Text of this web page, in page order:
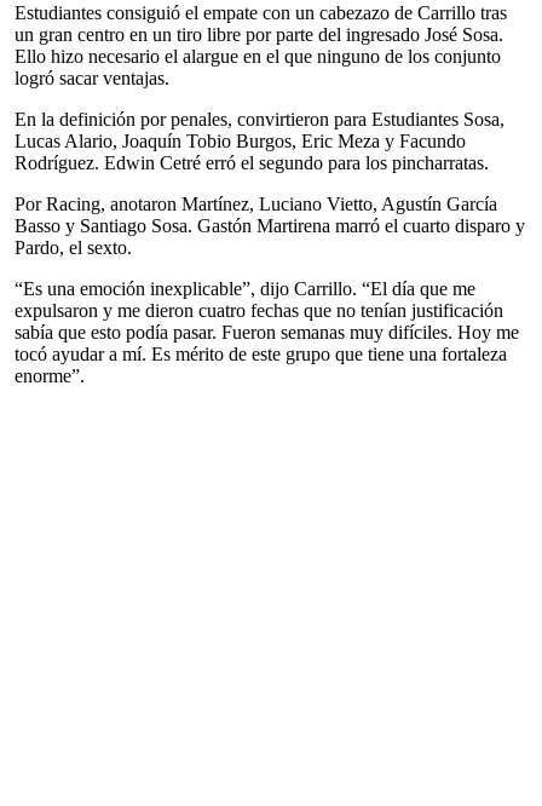
Estudiantes consiguió el empate con un cabezazo de Carrillo tras
un gran centro en un tiro libre por parte del ingresado José Sosa.
Ello hizo necesario el alargue en el que ninguno de los conjunto
logró sacar ventajas.
En la definición por penales, convirtieron para Estudiantes Sosa,
Lucas Alario, Joaquín Tobio Burgos, Eric Meza y Facundo
Rodríguez. Edwin Cetré erró el segundo para los pincharratas.
Por Racing, anotaron Martínez, Luciano Vietto, Agustín García
Basso y Santiago Sosa. Gastón Martirena marró el cuarto disparo y
Pardo, el sexto.
“Es una emoción inexplicable”, dijo Carrillo. “El día que me
expulsaron y me dieron cuatro fechas que no tenían justificación
sabía que esto podía pasar. Fueron semanas muy difíciles. Hoy me
tocó ayudar a mí. Es mérito de este grupo que tiene una fortaleza
enorme”.